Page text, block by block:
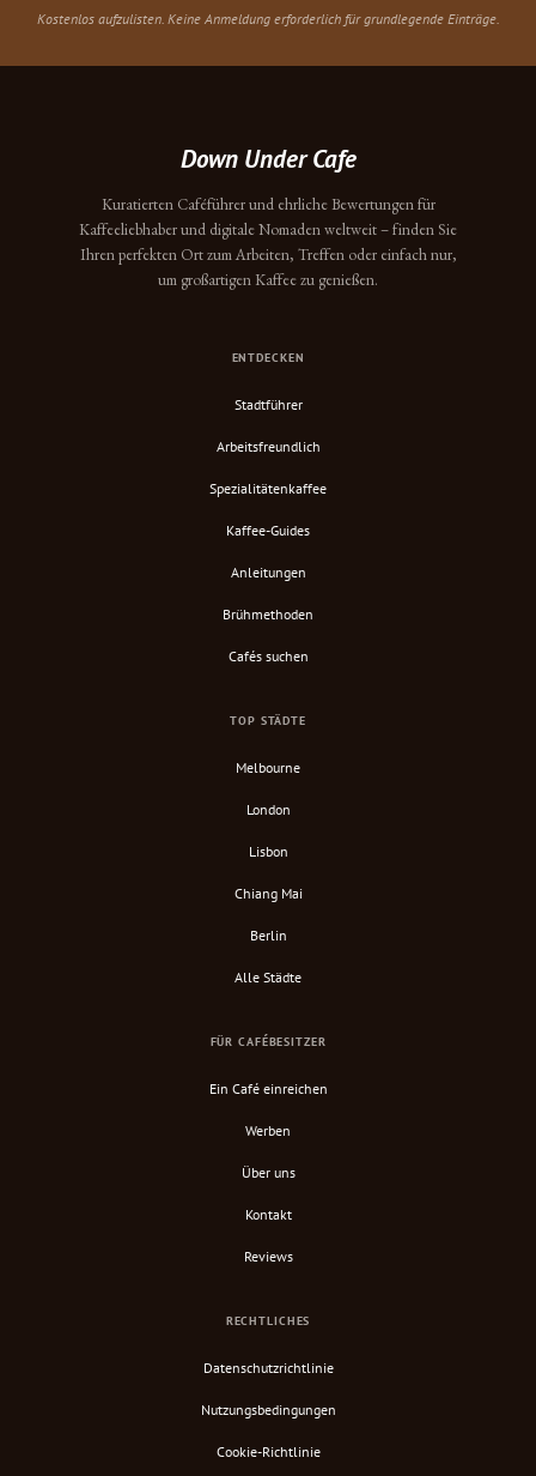
Kostenlos aufzulisten. Keine Anmeldung erforderlich für grundlegende Einträge.
Down Under Cafe
Kuratierten Caféführer und ehrliche Bewertungen für
Kaffeeliebhaber und digitale Nomaden weltweit – finden Sie
Ihren perfekten Ort zum Arbeiten, Treffen oder einfach nur,
um großartigen Kaffee zu genießen.
ENTDECKEN
Stadtführer
Arbeitsfreundlich
Spezialitätenkaffee
Kaffee-Guides
Anleitungen
Brühmethoden
Cafés suchen
TOP STÄDTE
Melbourne
London
Lisbon
Chiang Mai
Berlin
Alle Städte
FÜR CAFÉBESITZER
Ein Café einreichen
Werben
Über uns
Kontakt
Reviews
RECHTLICHES
Datenschutzrichtlinie
Nutzungsbedingungen
Cookie-Richtlinie